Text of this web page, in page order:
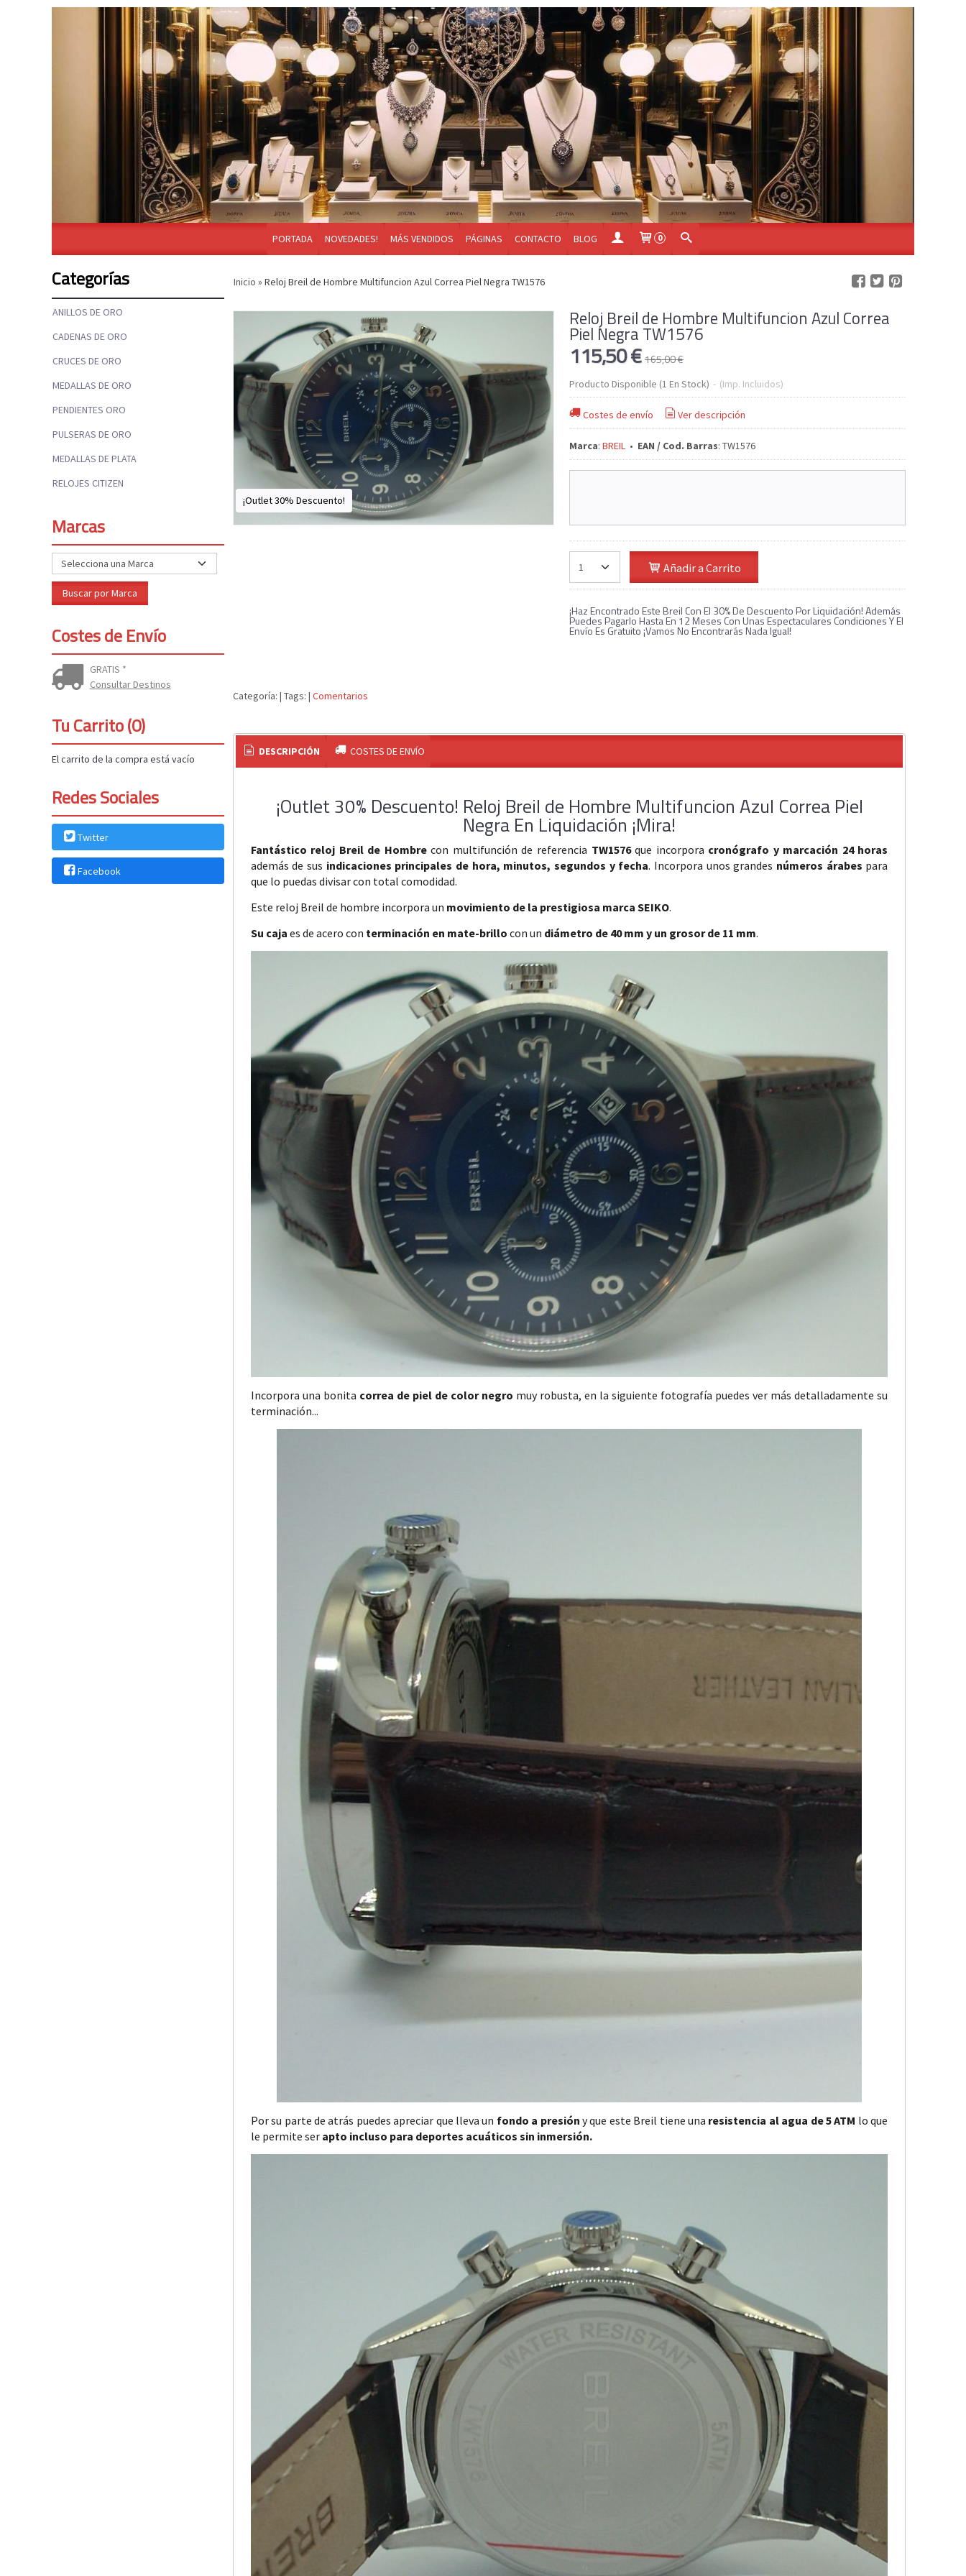
PORTADA NOVEDADES! MÁS VENDIDOS PÁGINAS CONTACTO BLOG 0
Categorías
ANILLOS DE ORO
CADENAS DE ORO
CRUCES DE ORO
MEDALLAS DE ORO
PENDIENTES ORO
PULSERAS DE ORO
MEDALLAS DE PLATA
RELOJES CITIZEN
Marcas
Costes de Envío
GRATIS *
Consultar Destinos
Tu Carrito (0)
El carrito de la compra está vacío
Redes Sociales
Twitter
Facebook
Inicio » Reloj Breil de Hombre Multifuncion Azul Correa Piel Negra TW1576
¡Outlet 30% Descuento!
Reloj Breil de Hombre Multifuncion Azul Correa
Piel Negra TW1576
115,50 €165,00 €
Producto Disponible (1 En Stock) - (Imp. Incluidos)
Costes de envío Ver descripción
Marca: BREIL • EAN / Cod. Barras: TW1576
Añadir a Carrito
¡Haz Encontrado Este Breil Con El 30% De Descuento Por Liquidación! Además
Puedes Pagarlo Hasta En 12 Meses Con Unas Espectaculares Condiciones Y El
Envío Es Gratuito ¡Vamos No Encontrarás Nada Igual!
Categoría: | Tags: | Comentarios
DESCRIPCIÓN COSTES DE ENVÍO
¡Outlet 30% Descuento! Reloj Breil de Hombre Multifuncion Azul Correa Piel
Negra En Liquidación ¡Mira!
Fantástico reloj Breil de Hombrecon multifunción de referencia TW1576que incorpora cronógrafo y marcación 24 horas
además de sus indicaciones principales de hora, minutos, segundos y fecha. Incorpora unos grandes números árabes para
que lo puedas divisar con total comodidad.
Este reloj Breil de hombre incorpora un movimiento de la prestigiosa marca SEIKO.
Su caja es de acero con terminación en mate-brillo con un diámetro de 40 mm y un grosor de 11 mm.
Incorpora una bonita correa de piel de color negro muy robusta, en la siguiente fotografía puedes ver más detalladamente su
terminación...
Por su parte de atrás puedes apreciar que lleva un fondo a presión y que este Breil tiene una resistencia al agua de 5 ATM lo que
le permite ser apto incluso para deportes acuáticos sin inmersión.